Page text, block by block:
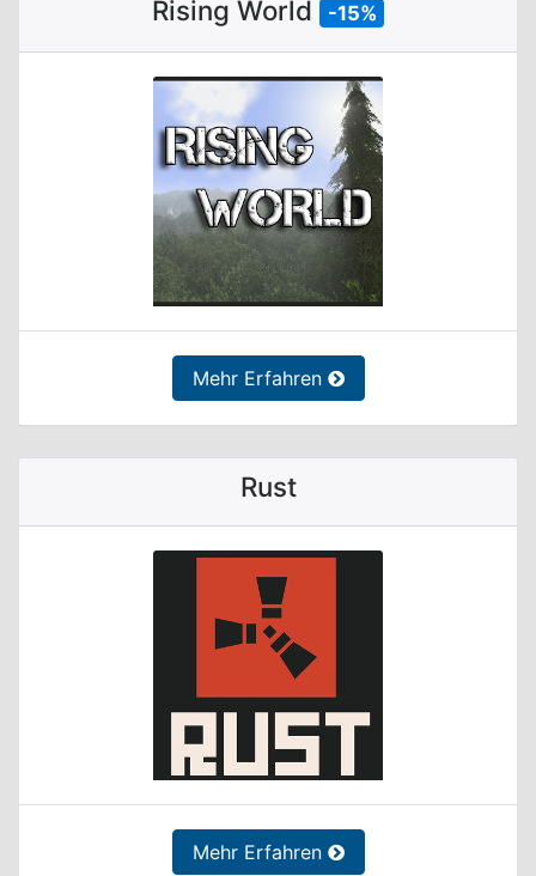
Rising World -15%
Mehr Erfahren
Rust
Mehr Erfahren